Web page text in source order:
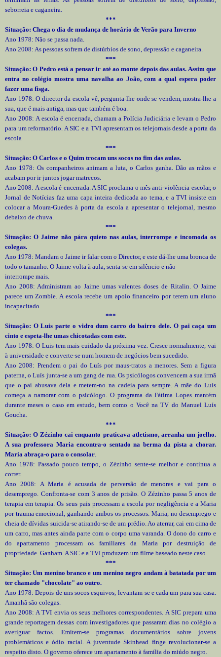
seborreia e caganeira.
***
Situação: Chega o dia de mudança de horário de Verão para Inverno
Ano 1978: Não se passa nada.
Ano 2008: As pessoas sofrem de distúrbios de sono, depressão e caganeira.
***
Situação: O Pedro está a pensar ir até ao monte depois das aulas. Assim que
entra no colégio mostra uma navalha ao João, com a qual espera poder
fazer uma fisga.
Ano 1978: O director da escola vê, pergunta-lhe onde se vendem, mostra-lhe a
sua, que é mais antiga, mas que também é boa.
Ano 2008: A escola é encerrada, chamam a Polícia Judiciária e levam o Pedro
para um reformatório. A SIC e a TVI apresentam os telejornais desde a porta da
escola
***
Situação: O Carlos e o Quim trocam uns socos no fim das aulas.
Ano 1978: Os companheiros animam a luta, o Carlos ganha. Dão as mãos e
acabam por ir juntos jogar matrecos.
Ano 2008: A escola é encerrada. A SIC proclama o mês anti-violência escolar, o
Jornal de Notícias faz uma capa inteira dedicada ao tema, e a TVI insiste em
colocar a Moura-Guedes à porta da escola a apresentar o telejornal, mesmo
debaixo de chuva.
***
Situação: O Jaime não pára quieto nas aulas, interrompe e incomoda os
colegas.
Ano 1978: Mandam o Jaime ir falar com o Director, e este dá-lhe uma bronca de
todo o tamanho. O Jaime volta à aula, senta-se em silêncio e não
interrompe mais.
Ano 2008: Administram ao Jaime umas valentes doses de Ritalin. O Jaime
parece um Zombie. A escola recebe um apoio financeiro por terem um aluno
incapacitado.
***
Situação: O Luis parte o vidro dum carro do bairro dele. O pai caça um
cinto e espeta-lhe umas chicotadas com este.
Ano 1978: O Luis tem mais cuidado da próxima vez. Cresce normalmente, vai
à universidade e converte-se num homem de negócios bem sucedido.
Ano 2008: Prendem o pai do Luís por maus-tratos a menores. Sem a figura
paterna, o Luís junta-se a um gang de rua. Os psicólogos convencem a sua irmã
que o pai abusava dela e metem-no na cadeia para sempre. A mãe do Luís
começa a namorar com o psicólogo. O programa da Fátima Lopes mantém
durante meses o caso em estudo, bem como o Você na TV do Manuel Luís
Goucha.
***
Situação: O Zézinho cai enquanto praticava atletismo, arranha um joelho.
A sua professora Maria encontra-o sentado na berma da pista a chorar.
Maria abraça-o para o consolar
Ano 1978: Passado pouco tempo, o Zézinho sente-se melhor e continua a
correr.
Ano 2008: A Maria é acusada de perversão de menores e vai para o
desemprego. Confronta-se com 3 anos de prisão. O Zézinho passa 5 anos de
terapia em terapia. Os seus pais processam a escola por negligência e a Maria
por trauma emocional, ganhando ambos os processos. Maria, no desemprego e
cheia de dívidas suicida-se atirando-se de um prédio. Ao aterrar, cai em cima de
um carro, mas antes ainda parte com o corpo uma varanda. O dono do carro e
do apartamento processam os familiares da Maria por destruição de
propriedade. Ganham. A SIC e a TVI produzem um filme baseado neste caso.
***
Situação: Um menino branco e um menino negro andam à batatada por um
ter chamado "chocolate" ao outro.
Ano 1978: Depois de uns socos esquivos, levantam-se e cada um para sua casa.
Amanhã são colegas.
Ano 2008: A TVI envia os seus melhores correspondentes. A SIC prepara uma
grande reportagem dessas com investigadores que passaram dias no colégio a
averiguar factos. Emitem-se programas documentários sobre jovens
problemáticos e ódio racial. A juventude Skinhead finge revolucionar-se a
respeito disto. O governo oferece um apartamento à família do miúdo negro.